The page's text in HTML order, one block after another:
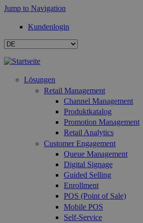
Jump to Navigation
Kundenlogin
Lösungen
Retail Management
Channel Management
Produktkatalog
Promotion Management
Retail Analytics
Customer Engagement
Queue Management
Digital Signage
Guided Selling
Enrollment
POS (Point of Sale)
Mobile POS
Self-Service